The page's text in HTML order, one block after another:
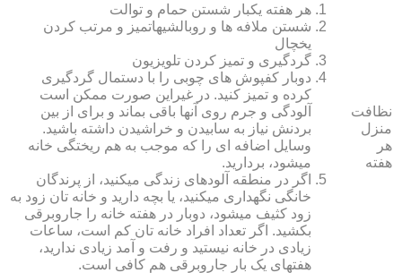
نظافت
منزل
هر
هفته
هر هفته یکبار شستن حمام و توالت
شستن ملافه‏ ها و روبالشی‎هاتمیز و مرتب کردن
یخچال
گردگیری و تمیز کردن تلویزیون
دوبار کفپوش‏ های چوبی را با دستمال گردگیری
کرده و تمیز کنید. در غیراین صورت ممکن است
آلودگی و جرم روی آنها باقی بماند و برای از بین
بردنش نیاز به سابیدن و خراشیدن داشته باشید.
وسایل اضافه ای را که موجب به هم ریختگی خانه
می‏شود، بردارید.
اگر در منطقه آلوده‏ای زندگی می‏کنید، از پرندگان
خانگی نگهداری می‏کنید، یا بچه دارید و خانه‏ تان زود به
زود کثیف می‏شود، دوبار در هفته خانه را جاروبرقی
بکشید. اگر تعداد افراد خانه ‏تان کم است، ساعات
زیادی در خانه نیستید و رفت و آمد زیادی ندارید،
هفته‏ای یک بار جاروبرقی هم کافی است.